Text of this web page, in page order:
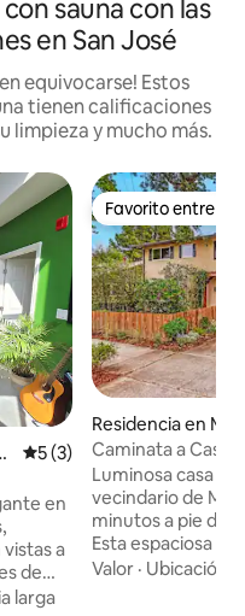
sauna con las
en San José
equivocarse! Estos
tienen calificaciones
limpieza y mucho más.
Calificación promedio: 5
5 (3)
en
a
larga
Favorito entre
Favorito entre
Residencia en
Caminata a
para familias con
Luminosa casa
vecindario de
minutos a pie del
Esta espaciosa
dormitorios y 2
Valor · Ubicación